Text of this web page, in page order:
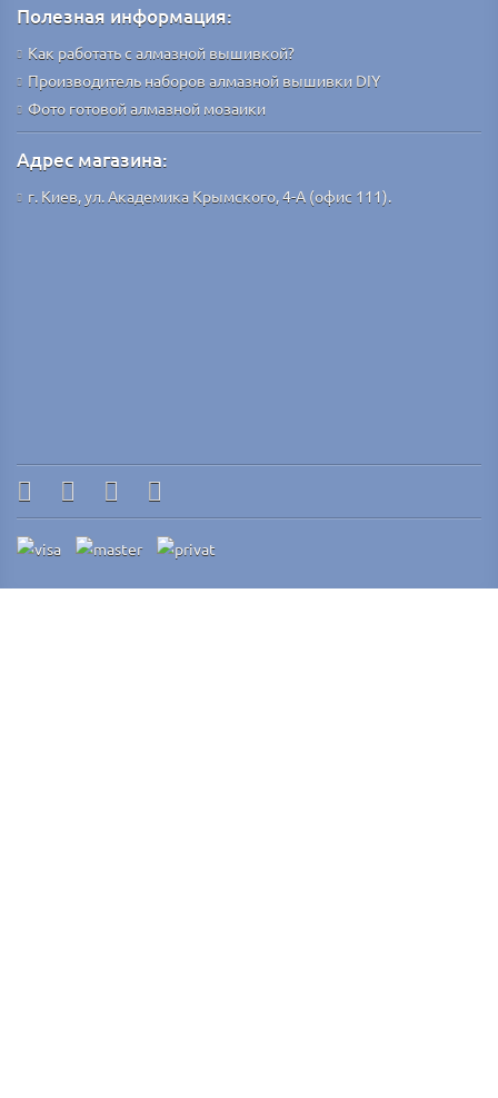
Полезная информация:
Как работать с алмазной вышивкой?
Производитель наборов алмазной вышивки DIY
Фото готовой алмазной мозаики
Адрес магазина:
г. Киев, ул. Академика Крымского, 4-А (офис 111).